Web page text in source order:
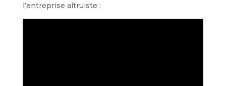
l’entreprise altruiste :